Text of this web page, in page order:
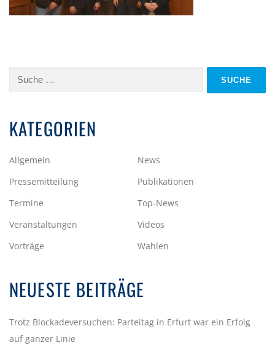
Suche
KATEGORIEN
Allgemein
News
Pressemitteilung
Publikationen
Termine
Top-News
Veranstaltungen
Videos
Vorträge
Wahlen
NEUESTE BEITRÄGE
Trotz Blockadeversuchen: Parteitag in Erfurt war ein Erfolg
auf ganzer Linie